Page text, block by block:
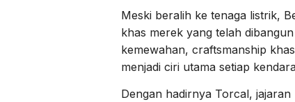
Meski beralih ke tenaga listrik,
khas merek yang telah
kemewahan, craftsmanship
menjadi ciri utama setiap
Dengan hadirnya Torcal,